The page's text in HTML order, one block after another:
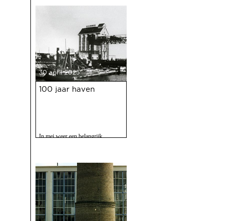
30 april 2025
100 jaar haven
In mei weer een belangrijk
haven 100 jaar bestaat.